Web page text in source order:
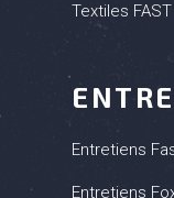
Textiles FAST
Entretiens
Entretiens